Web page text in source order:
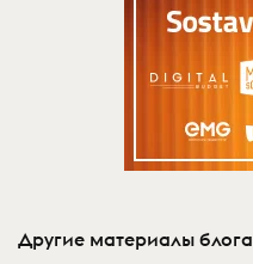
Другие материалы блога